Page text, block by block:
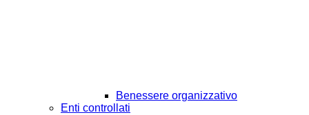
Benessere organizzativo
Enti controllati